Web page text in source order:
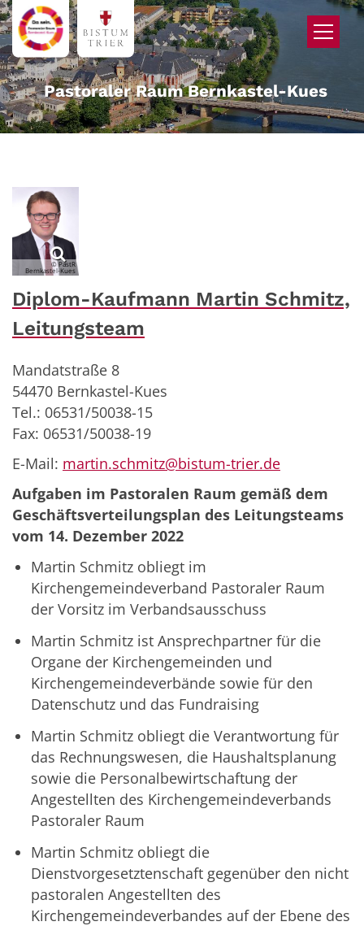
Zum Inhalt springen
Pastoraler Raum Bernkastel-Kues
© PastR
Bernkastel-Kues
Diplom-Kaufmann Martin Schmitz,
Leitungsteam
Mandatstraße 8
54470 Bernkastel-Kues
Tel.: 06531/50038-15
Fax: 06531/50038-19
E-Mail: martin.schmitz@bistum-trier.de
Aufgaben im Pastoralen Raum gemäß dem
Geschäftsverteilungsplan des Leitungsteams
vom 14. Dezember 2022
Martin Schmitz obliegt im
Kirchengemeindeverband Pastoraler Raum
der Vorsitz im Verbandsausschuss
Martin Schmitz ist Ansprechpartner für die
Organe der Kirchengemeinden und
Kirchengemeindeverbände sowie für den
Datenschutz und das Fundraising
Martin Schmitz obliegt die Verantwortung für
das Rechnungswesen, die Haushaltsplanung
sowie die Personalbewirtschaftung der
Angestellten des Kirchengemeindeverbands
Pastoraler Raum
Martin Schmitz obliegt die
Dienstvorgesetztenschaft gegenüber den nicht
pastoralen Angestellten des
Kirchengemeindeverbandes auf der Ebene des